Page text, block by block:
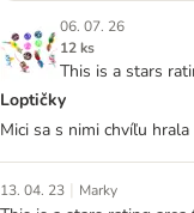
06. 07. 26
12 ks
This is a stars
Loptičky
Mici sa s nimi chvíľu hrala
13. 04. 23 | Marky